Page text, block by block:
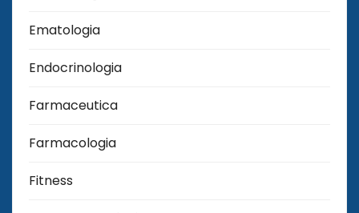
Ematologia
Endocrinologia
Farmaceutica
Farmacologia
Fitness